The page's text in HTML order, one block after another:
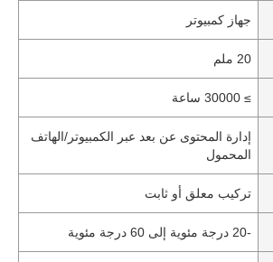
جهاز كمبيوتر
20 ملم
≥ 30000 ساعة
إدارة المحتوى عن بعد عبر الكمبيوتر/الهاتف
المحمول
تركيب معلق أو ثابت
-20 درجة مئوية إلى 60 درجة مئوية